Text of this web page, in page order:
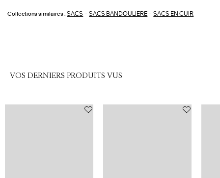
Collections similaires : SACS -SACS BANDOULIERE -SACS EN CUIR
VOS DERNIERS PRODUITS VUS